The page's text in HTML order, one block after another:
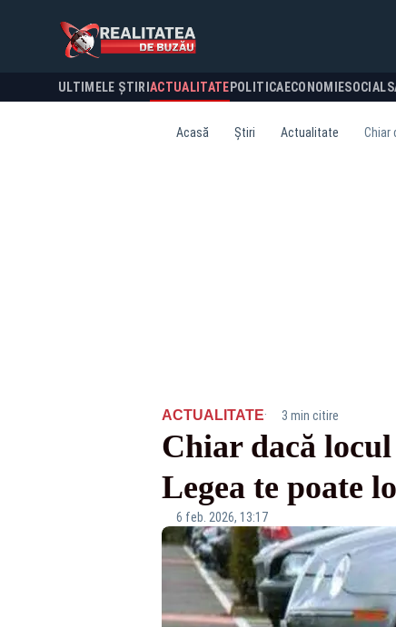
ULTIMELE ȘTIRI ACTUALITATE POLITICA ECONOMIESOCIAL
Acasă Știri Actualitate Chiar
ACTUALITATE· 3 min citire
Chiar dacă
Legea te poate
6 feb. 2026, 13:17